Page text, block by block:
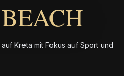
Kreta mit Fokus auf Sport und